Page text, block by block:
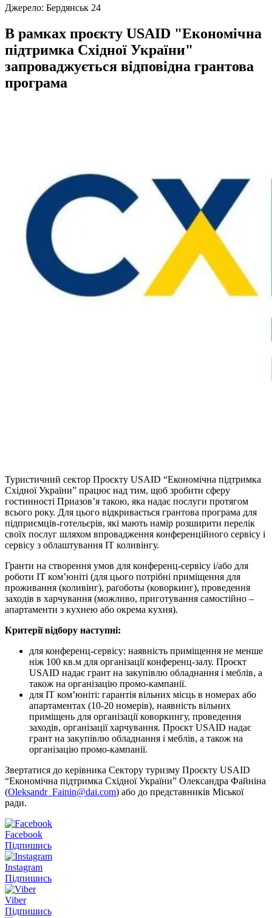
Джерело: Бердянськ 24
В рамках проєкту USAID "Економічна
підтримка Східної України"
запроваджується відповідна грантова
програма
Туристичний сектор Проєкту USAID “Економічна підтримка
Східної України” працює над тим, щоб зробити сферу
гостинності Приазов’я такою, яка надає послуги протягом
всього року. Для цього відкривається грантова програма для
підприємців-готельєрів, які мають намір розширити перелік
своїх послуг шляхом впровадження конференційного сервісу і
сервісу з облаштування IT коливінгу.
Гранти на створення умов для конференц-сервісу і/або для
роботи IT ком’юніті (для цього потрібні приміщення для
проживання (коливінг), раґоботы (коворкинг), проведення
заходів в харчування (можливо, приготування самостійно –
апартаменти з кухнею або окрема кухня).
Критерії відбору наступні:
для конференц-сервісу: наявність приміщення не менше
ніж 100 кв.м для організації конференц-залу. Проєкт
USAID надає грант на закупівлю обладнання і меблів, а
також на організацію промо-кампанії.
для IT ком’юніті: гарантія вільних місць в номерах або
апартаментах (10-20 номерів), наявність вільних
приміщень для організації коворкингу, проведення
заходів, організації харчування. Проєкт USAID надає
грант на закупівлю обладнання і меблів, а також на
організацію промо-кампанії.
Звертатися до керівника Сектору туризму Проєкту USAID
“Економічна підтримка Східної України” Олександра Файніна
(Oleksandr_Fainin@dai.com) або до представників Міської
ради.
Facebook
Підпишись
Instagram
Підпишись
Viber
Підпишись